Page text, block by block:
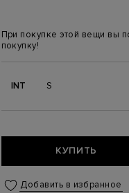
При покупке этой вещи вы
покупку!
INT S
КУПИТЬ
Добавить в избранное